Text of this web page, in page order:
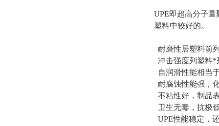
UPE即超高分子
塑料中较好的。
耐磨性居塑料前
冲击强度列塑料*
自润滑性能相当
耐腐蚀性能强，
不粘性好，制品
卫生无毒，抗极
UPE性能稳定，